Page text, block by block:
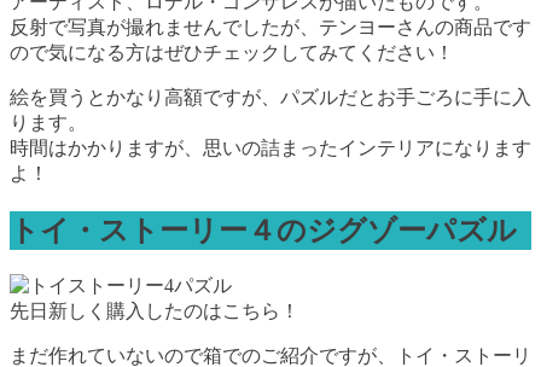
反射で写真が撮れませんでしたが、テンヨーさんの商品です
ので気になる方はぜひチェックしてみてください！
絵を買うとかなり高額ですが、パズルだとお手ごろに手に入
ります。
時間はかかりますが、思いの詰まったインテリアになります
よ！
トイ・ストーリー４のジグゾーパズル
先日新しく購入したのはこちら！
まだ作れていないので箱でのご紹介ですが、トイ・ストーリ